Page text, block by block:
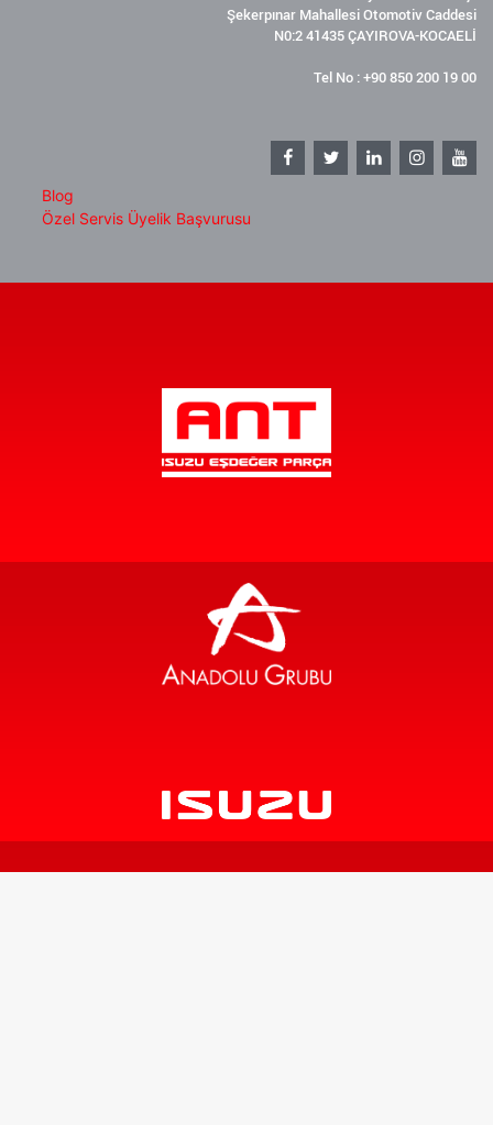
Şekerpınar Mahallesi Otomotiv Caddesi
N0:2 41435 ÇAYIROVA-KOCAELİ
Tel No : +90 850 200 19 00
Blog
Özel Servis Üyelik Başvurusu